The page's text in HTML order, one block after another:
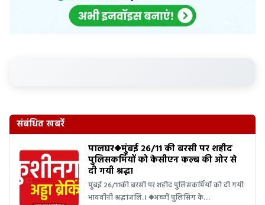
संबंधित खबरें
पालघर◆मुंबई 26/11 की बरसी पर शहीद
पुलिसकर्मियों को केसीएन कल्ब की ओर से
दी गयी श्रद्धा
मुंबई 26/11की बरसी पर शहीद पुलिसकर्मियों को दी गयी
भाववीनी श्रद्धांजलि.। ◆अच्छी पुलिसिंग के…